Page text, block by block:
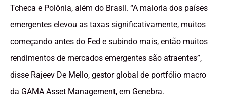
Tcheca e Polônia, além do Brasil. “A maioria dos países
emergentes elevou as taxas significativamente, muitos
começando antes do Fed e subindo mais, então muitos
rendimentos de mercados emergentes são atraentes”,
disse Rajeev De Mello, gestor global de portfólio macro
da GAMA Asset Management, em Genebra.